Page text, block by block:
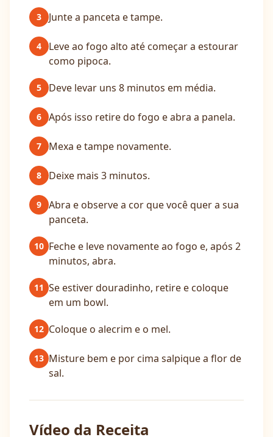
3 Junte a panceta e tampe.
4
Leve ao fogo alto até começar a estourar
como pipoca.
5 Deve levar uns 8 minutos em média.
6 Após isso retire do fogo e abra a panela.
7 Mexa e tampe novamente.
8 Deixe mais 3 minutos.
9
Abra e observe a cor que você quer a sua
panceta.
10 Feche e leve novamente ao fogo e, após 2
minutos, abra.
11 Se estiver douradinho, retire e coloque
em um bowl.
12 Coloque o alecrim e o mel.
13 Misture bem e por cima salpique a flor de
sal.
Vídeo da Receita